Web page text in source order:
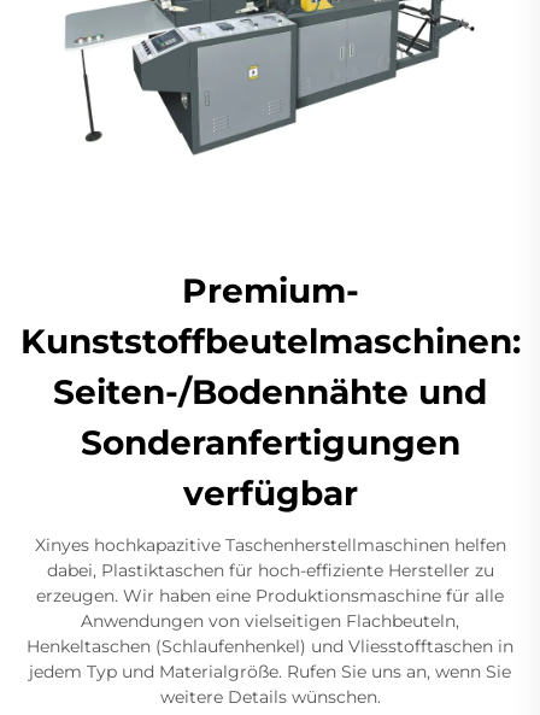
Premium-
Kunststoffbeutelmaschinen:
Seiten-/Bodennähte und
Sonderanfertigungen
verfügbar
Xinyes hochkapazitive Taschenherstellmaschinen helfen
dabei, Plastiktaschen für hoch-effiziente Hersteller zu
erzeugen. Wir haben eine Produktionsmaschine für alle
Anwendungen von vielseitigen Flachbeuteln,
Henkeltaschen (Schlaufenhenkel) und Vliesstofftaschen in
jedem Typ und Materialgröße. Rufen Sie uns an, wenn Sie
weitere Details wünschen.